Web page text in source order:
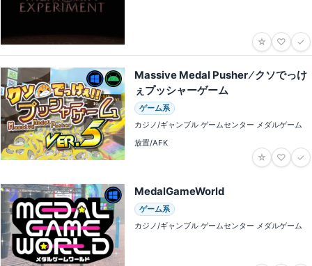
☆ ♡ ✓
Massive Medal Pusher ⁄ クソでっけ
ぇプッシャーゲーム
ゲーム系
カジノ/ギャンブル ゲームセンター メダルゲーム
放置/AFK
☆ ♡ ✓
MedalGameWorld
ゲーム系
カジノ/ギャンブル ゲームセンター メダルゲーム